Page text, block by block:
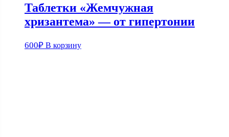
Таблетки «Жемчужная
хризантема» — от гипертонии
600₽ В корзину